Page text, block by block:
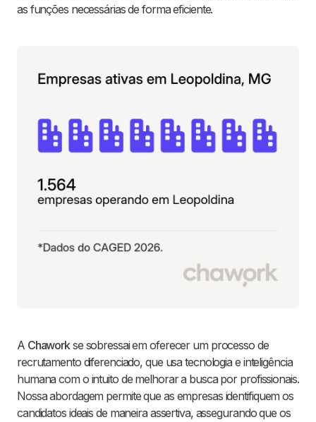
as funções necessárias de forma eficiente.
A Chaworkse sobressai em oferecer um processo de
recrutamento diferenciado, que usa tecnologia e inteligência
humana com o intuito de melhorar a busca por profissionais.
Nossa abordagem permite que as empresas identifiquem os
candidatos ideais de maneira assertiva, assegurando que os